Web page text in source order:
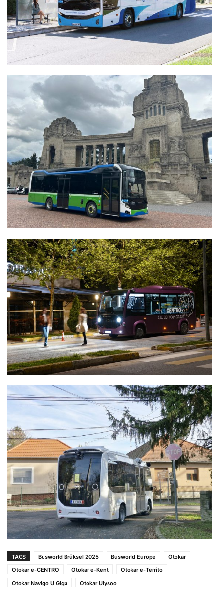
TAGS Busworld Brüksel 2025 Busworld Europe
Otokar
Otokar e-CENTRO
Otokar e-Kent
Otokar e-Territo
Otokar Navigo U Giga
Otokar Ulysoo